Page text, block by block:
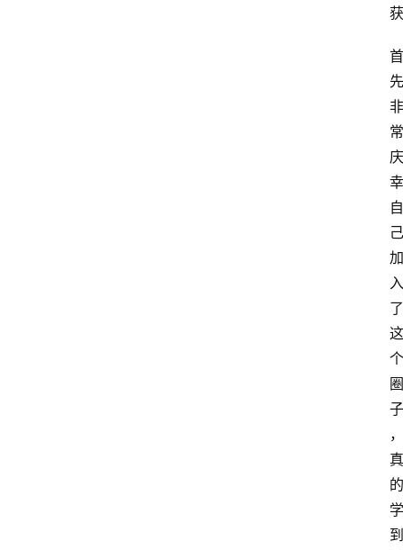
获
首
先
非
常
庆
幸
自
己
加
入
了
这
个
圈
子
，
真
的
学
到